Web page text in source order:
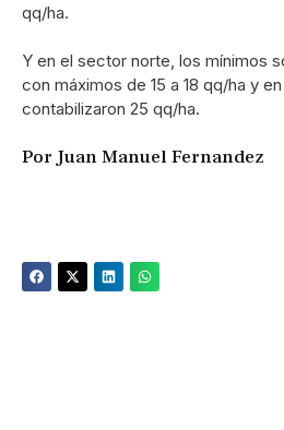
qq/ha.
Y en el sector norte, los mínimos
con máximos de 15 a 18 qq/ha y
contabilizaron 25 qq/ha.
Por Juan Manuel Fernandez